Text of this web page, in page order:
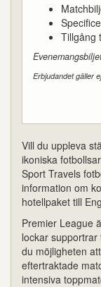
Tillgång
Erbjudandet gäller
Vill du uppleva
ikoniska
Sport Travels
information om
hotellpaket till
Premier League
lockar
du möjligheten
eftertraktade
intensiva